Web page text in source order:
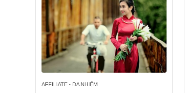
AFFILIATE - ĐA NHIỆM